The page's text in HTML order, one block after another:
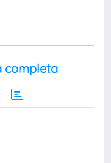
completa